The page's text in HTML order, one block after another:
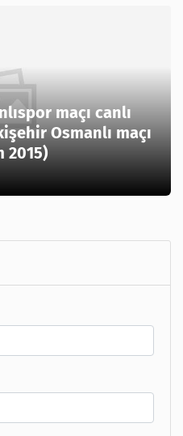
maçı canlı
Osmanlı maçı
2015)